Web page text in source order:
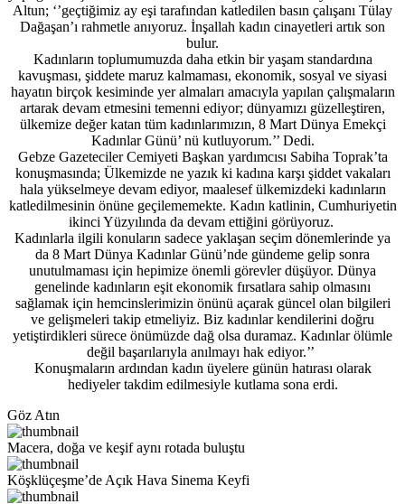
Altun; ‘’geçtiğimiz ay eşi tarafından katledilen basın çalışanı Tülay
Dağaşan’ı rahmetle anıyoruz. İnşallah kadın cinayetleri artık son
bulur.
Kadınların toplumumuzda daha etkin bir yaşam standardına
kavuşması, şiddete maruz kalmaması, ekonomik, sosyal ve siyasi
hayatın birçok kesiminde yer almaları amacıyla yapılan çalışmaların
artarak devam etmesini temenni ediyor; dünyamızı güzelleştiren,
ülkemize değer katan tüm kadınlarımızın, 8 Mart Dünya Emekçi
Kadınlar Günü’ nü kutluyorum.’’ Dedi.
Gebze Gazeteciler Cemiyeti Başkan yardımcısı Sabiha Toprak’ta
konuşmasında; Ülkemizde ne yazık ki kadına karşı şiddet vakaları
hala yükselmeye devam ediyor, maalesef ülkemizdeki kadınların
katledilmesinin önüne geçilememekte. Kadın katlinin, Cumhuriyetin
ikinci Yüzyılında da devam ettiğini görüyoruz.
Kadınlarla ilgili konuların sadece yaklaşan seçim dönemlerinde ya
da 8 Mart Dünya Kadınlar Günü’nde gündeme gelip sonra
unutulmaması için hepimize önemli görevler düşüyor. Dünya
genelinde kadınların eşit ekonomik fırsatlara sahip olmasını
sağlamak için hemcinslerimizin önünü açarak güncel olan bilgileri
ve gelişmeleri takip etmeliyiz. Biz kadınlar kendilerini doğru
yetiştirdikleri sürece önümüzde dağ olsa duramaz. Kadınlar ölümle
değil başarılarıyla anılmayı hak ediyor.’’
Konuşmaların ardından kadın üyelere günün hatırası olarak
hediyeler takdim edilmesiyle kutlama sona erdi.
Göz Atın
Macera, doğa ve keşif aynı rotada buluştu
Köşklüçeşme’de Açık Hava Sinema Keyfi